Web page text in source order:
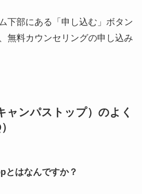
下部にある「申し込む」ボタン
無料カウンセリングの申し込み
ャンパストップ）のよく
とはなんですか？